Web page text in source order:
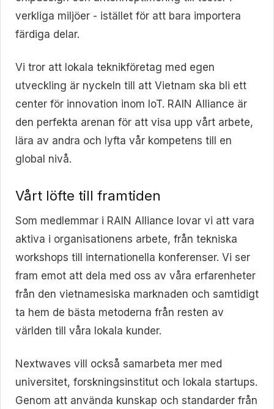
verkliga miljöer - istället för att bara importera
färdiga delar.
Vi tror att lokala teknikföretag med egen
utveckling är nyckeln till att Vietnam ska bli ett
center för innovation inom IoT. RAIN Alliance är
den perfekta arenan för att visa upp vårt arbete,
lära av andra och lyfta vår kompetens till en
global nivå.
Vårt löfte till framtiden
Som medlemmar i RAIN Alliance lovar vi att vara
aktiva i organisationens arbete, från tekniska
workshops till internationella konferenser. Vi ser
fram emot att dela med oss av våra erfarenheter
från den vietnamesiska marknaden och samtidigt
ta hem de bästa metoderna från resten av
världen till våra lokala kunder.
Nextwaves vill också samarbeta mer med
universitet, forskningsinstitut och lokala startups.
Genom att använda kunskap och standarder från